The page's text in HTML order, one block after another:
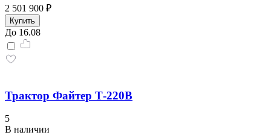
2 501 900 ₽
Купить
До 16.08
Трактор Файтер Т-220В
5
В наличии